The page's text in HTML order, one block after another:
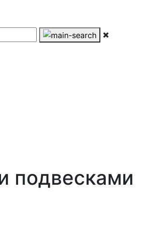
подвесками